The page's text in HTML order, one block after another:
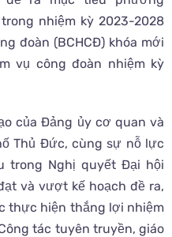
nhiệm kỳ 2023-2028
đoàn (BCHCĐ) khóa mới
vụ công đoàn nhiệm kỳ
của Đảng ủy cơ quan và
Thủ Đức, cùng sự nỗ lực
trong Nghị quyết Đại hội
và vượt kế hoạch đề ra,
thực hiện thắng lợi nhiệm
tác tuyên truyền, giáo